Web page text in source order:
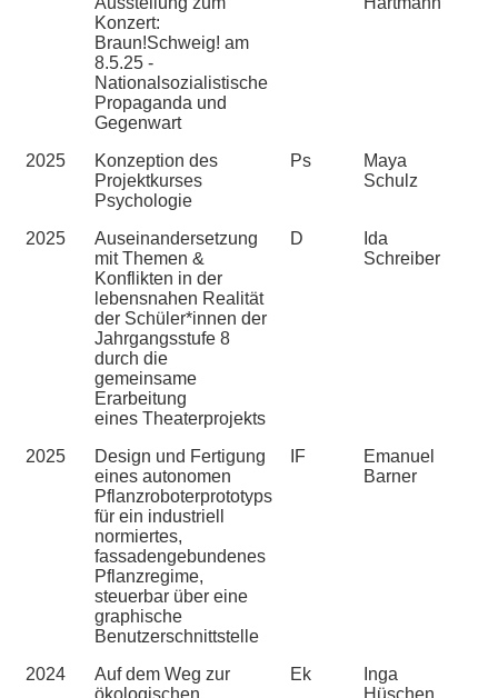
Konzert:
Braun!Schweig! am
8.5.25 -
Nationalsozialistische
Propaganda und
Gegenwart
2025
Konzeption des
Projektkurses
Psychologie
Ps
Maya
Schulz
2025
Auseinandersetzung
mit Themen &
Konflikten in der
lebensnahen Realität
der Schüler*innen der
Jahrgangsstufe 8
durch die
gemeinsame
Erarbeitung
eines Theaterprojekts
D
Ida
Schreiber
2025
Design und Fertigung
eines autonomen
Pflanzroboterprototyps
für ein industriell
normiertes,
fassadengebundenes
Pflanzregime,
steuerbar über eine
graphische
Benutzerschnittstelle
IF
Emanuel
Barner
2024
Auf dem Weg zur
ökologischen
Ek
Inga
Hüschen